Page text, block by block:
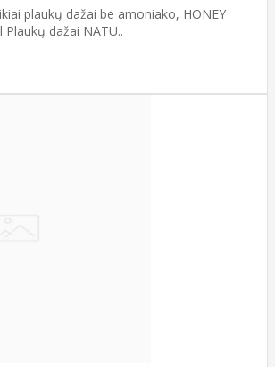
plaukų dažai be amoniako, HONEY
dažai NATU..